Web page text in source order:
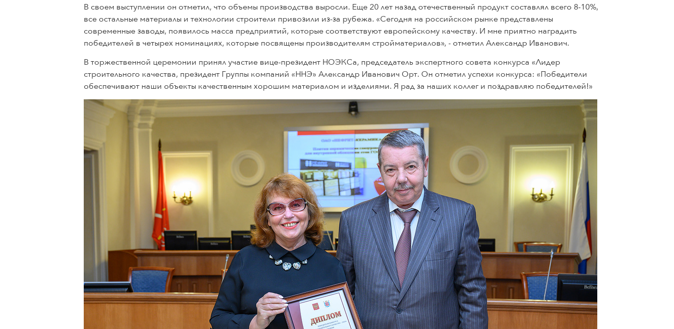
В своем выступлении он отметил, что объемы производства выросли. Еще 20 лет назад отечественный продукт составлял всего 8-10%,
все остальные материалы и технологии строители привозили из-за рубежа. «Сегодня на российском рынке представлены
современные заводы, появилось масса предприятий, которые соответствуют европейскому качеству. И мне приятно наградить
победителей в четырех номинациях, которые посвящены производителям стройматериалов», - отметил Александр Иванович.
В торжественной церемонии принял участие вице-президент НОЭКСа, председатель экспертного совета конкурса «Лидер
строительного качества, президент Группы компаний «ННЭ» Александр Иванович Орт. Он отметил успехи конкурса: «Победители
обеспечивают наши объекты качественным хорошим материалом и изделиями. Я рад за наших коллег и поздравляю победителей!»